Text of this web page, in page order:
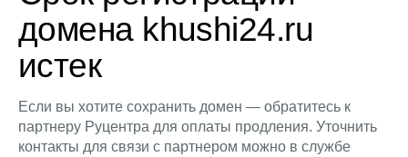
домена khushi24.ru
истек
Если вы хотите сохранить домен — обратитесь к
партнеру Руцентра для оплаты продления. Уточнить
контакты для связи с партнером можно в службе